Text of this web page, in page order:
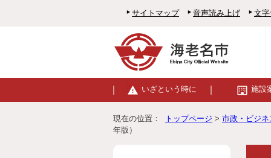
サイトマップ 音声読み上げ 文
いざという時に 施設
現在の位置： トップページ > 市政・ビジネ
年版）